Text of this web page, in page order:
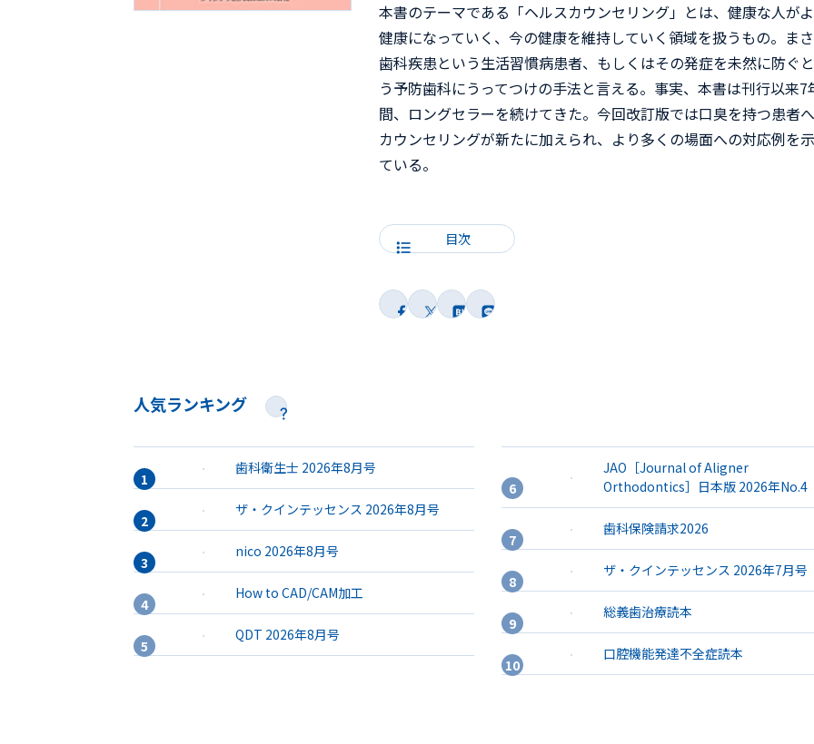
本書のテーマである「ヘルスカウンセリング」とは、健康な人が
健康になっていく、今の健康を維持していく領域を扱うもの。ま
歯科疾患という生活習慣病患者、もしくはその発症を未然に防ぐ
う予防歯科にうってつけの手法と言える。事実、本書は刊行以来7
間、ロングセラーを続けてきた。今回改訂版では口臭を持つ患者
カウンセリングが新たに加えられ、より多くの場面への対応例を
ている。
目次
人気ランキング
歯科衛生士 2026年8月号
ザ・クインテッセンス 2026年8月号
nico 2026年8月号
How to CAD/CAM加工
QDT 2026年8月号
JAO［Journal of Aligner
Orthodontics］日本版 2026年No.4
歯科保険請求2026
ザ・クインテッセンス 2026年7月号
総義歯治療読本
口腔機能発達不全症読本